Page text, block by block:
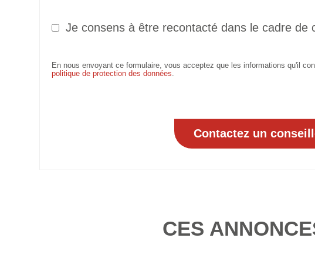
Je consens à être recontacté dans le cadre de
En nous envoyant ce formulaire, vous acceptez que les informations qu'il
politique de protection des données.
CES